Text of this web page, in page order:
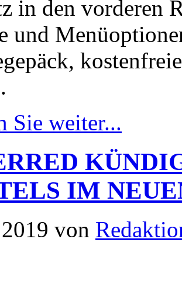
in den vorderen
und
Sie weiter...
IM
von